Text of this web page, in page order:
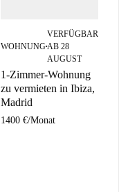
WOHNUNG■
VERFÜGBAR
AB 28
AUGUST
1-Zimmer-Wohnung
zu vermieten in Ibiza,
Madrid
1400 €/Monat